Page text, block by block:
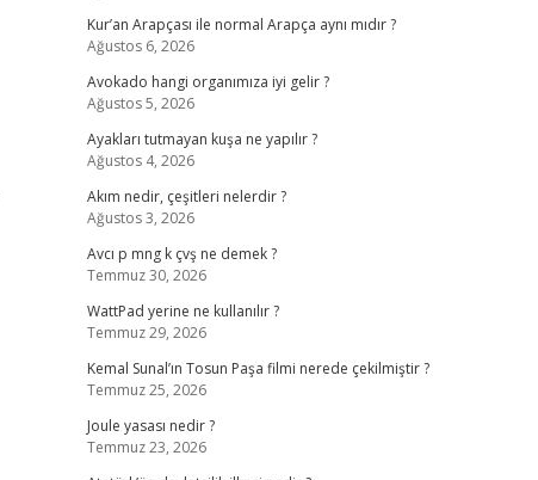
Kur’an Arapçası ile normal Arapça aynı mıdır ?
Ağustos 6, 2026
Avokado hangi organımıza iyi gelir ?
Ağustos 5, 2026
Ayakları tutmayan kuşa ne yapılır ?
Ağustos 4, 2026
Akım nedir, çeşitleri nelerdir ?
Ağustos 3, 2026
Avcı p mng k çvş ne demek ?
Temmuz 30, 2026
WattPad yerine ne kullanılır ?
Temmuz 29, 2026
Kemal Sunal’ın Tosun Paşa filmi nerede çekilmiştir ?
Temmuz 25, 2026
Joule yasası nedir ?
Temmuz 23, 2026